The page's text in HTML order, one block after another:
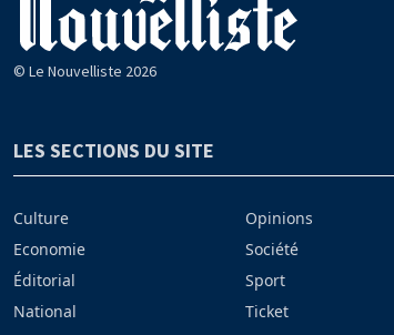
© Le Nouvelliste 2026
LES SECTIONS DU SITE
Culture
Economie
Éditorial
National
Opinions
Société
Sport
Ticket